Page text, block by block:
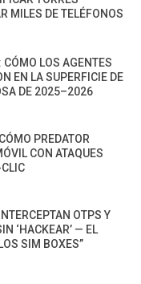
MILES DE TELÉFONOS
LOS AGENTES
EN LA SUPERFICIE DE
DE 2025–2026
PREDATOR
CON ATAQUES
OTPS Y
‘HACKEAR’ — EL
SIM BOXES”